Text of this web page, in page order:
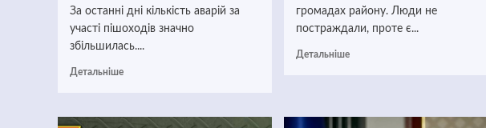
За останні дні кількість аварій за
участі пішоходів значно
збільшилась....
Детальніше
громадах району. Люди не
постраждали, проте є...
Детальніше